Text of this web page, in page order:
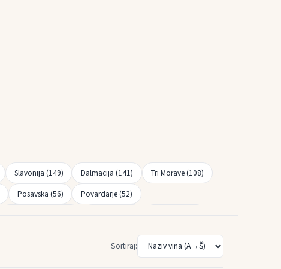
Slavonija (149) Dalmacija (141)
Tri Morave (108)
Posavska (56)
Povardarje (52)
Sortiraj: